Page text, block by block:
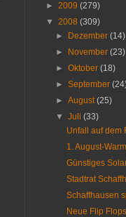
► 2009 (279)
▼ 2008 (309)
►
Dezember(14)
►
November(23)
►Oktober(18)
►September
►August(25)
▼Juli(33)
Unfall auf dem
1. August-
Günstiges
Stadtrat
Schaffhausen
Neue Flip